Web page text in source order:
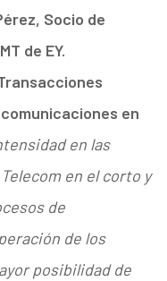
Socio de
de EY.
en
en las
en el corto y
de
de los
posibilidad de